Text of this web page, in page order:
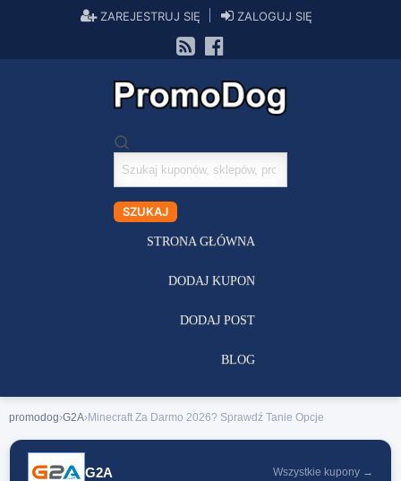
ZAREJESTRUJ SIĘ ZALOGUJ SIĘ
Szukaj
kuponów
SZUKAJ
STRONA GŁÓWNA
DODAJ KUPON
DODAJ POST
BLOG
promodog›G2A›Minecraft Za Darmo 2026? Sprawdź Tanie Opcje
G2A Wszystkie kupony →